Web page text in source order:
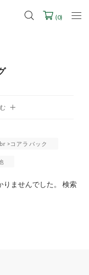
ケジュール
(0)
コアラパック
りませんでした。 検索